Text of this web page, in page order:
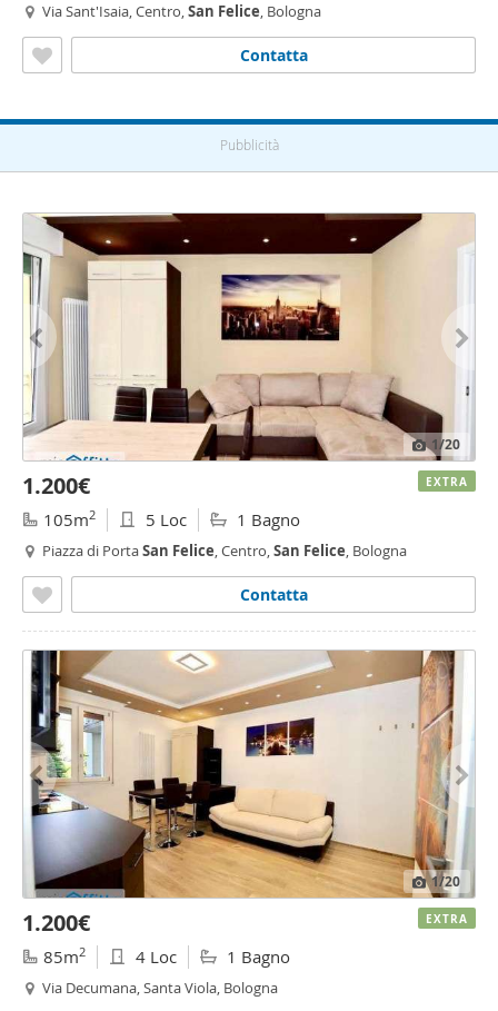
Via Sant'Isaia, Centro,San Felice, Bologna
Contatta
Pubblicità
1/20
1.200€
105m2 5 Loc 1 Bagno
Piazza di PortaSan Felice, Centro,San Felice, Bologna
Contatta
EXTRA
1/20
1.200€
85m2 4 Loc 1 Bagno
Via Decumana, Santa Viola, Bologna
EXTRA